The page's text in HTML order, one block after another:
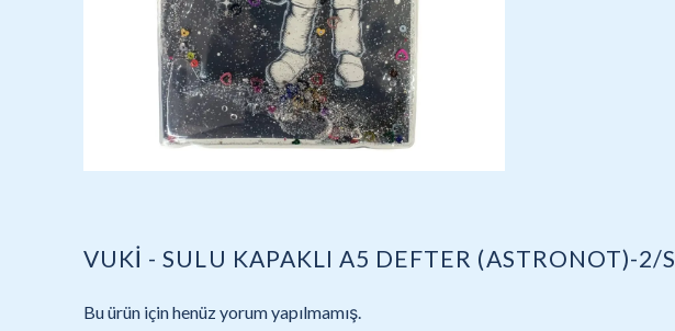
VUKİ - SULU KAPAKLI A5 DEFTER (ASTRONOT)-2/S
Bu ürün için henüz yorum yapılmamış.